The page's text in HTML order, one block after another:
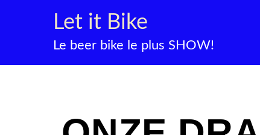
Let it Bike
Le beer bike le plus SHOW!